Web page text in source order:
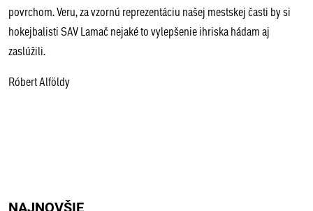
povrchom. Veru, za vzornú reprezentáciu našej mestskej časti by si
hokejbalisti SAV Lamač nejaké to vylepšenie ihriska hádam aj
zaslúžili.
Róbert Alföldy
NAJNOVŠIE